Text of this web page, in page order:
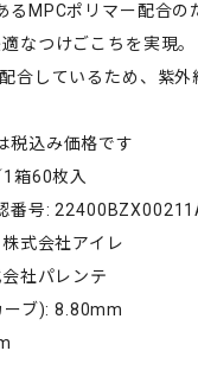
るMPCポリマー配合
なつけごこちを実現。
合しているため、紫外
税込み価格です
箱60枚入
番号:
式会社アイレ
社パレンテ
ーブ): 8.80mm